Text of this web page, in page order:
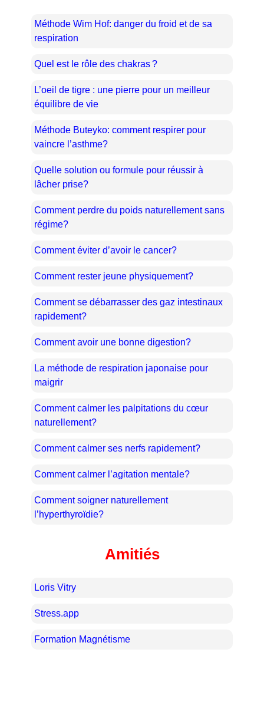
Méthode Wim Hof: danger du froid et de sa
respiration
Quel est le rôle des chakras ?
L’oeil de tigre : une pierre pour un meilleur
équilibre de vie
Méthode Buteyko: comment respirer pour
vaincre l’asthme?
Quelle solution ou formule pour réussir à
lâcher prise?
Comment perdre du poids naturellement sans
régime?
Comment éviter d’avoir le cancer?
Comment rester jeune physiquement?
Comment se débarrasser des gaz intestinaux
rapidement?
Comment avoir une bonne digestion?
La méthode de respiration japonaise pour
maigrir
Comment calmer les palpitations du cœur
naturellement?
Comment calmer ses nerfs rapidement?
Comment calmer l’agitation mentale?
Comment soigner naturellement
l’hyperthyroïdie?
Amitiés
Loris Vitry
Stress.app
Formation Magnétisme